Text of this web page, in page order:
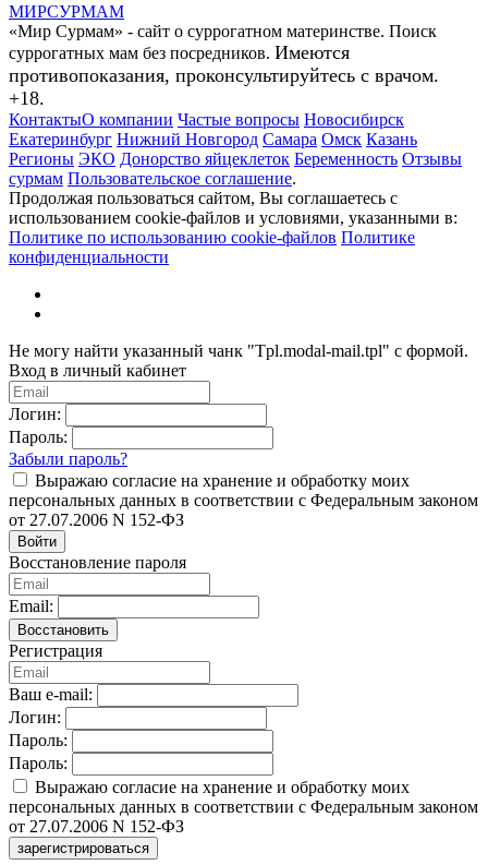
МИРСУРМАМ
«Мир Сурмам» - сайт о суррогатном материнстве. Поиск
суррогатных мам без посредников. Имеются
противопоказания, проконсультируйтесь с врачом.
+18.
КонтактыО компании Частые вопросы Новосибирск
Екатеринбург Нижний Новгород Самара Омск Казань
Регионы ЭКО Донорство яйцеклеток Беременность Отзывы
сурмам Пользовательское соглашение.
Продолжая пользоваться сайтом, Вы соглашаетесь с
использованием cookie-файлов и условиями, указанными в:
Политике по использованию cookie-файлов Политике
конфиденциальности
Не могу найти указанный чанк "Tpl.modal-mail.tpl" с формой.
Вход в личный кабинет
Логин:
Пароль:
Забыли пароль?
Выражаю согласие на хранение и обработку моих
персональных данных в соответствии с Федеральным законом
от 27.07.2006 N 152-ФЗ
Войти
Восстановление пароля
Email:
Восстановить
Регистрация
Ваш e-mail:
Логин:
Пароль:
Пароль:
Выражаю согласие на хранение и обработку моих
персональных данных в соответствии с Федеральным законом
от 27.07.2006 N 152-ФЗ
зарегистрироваться